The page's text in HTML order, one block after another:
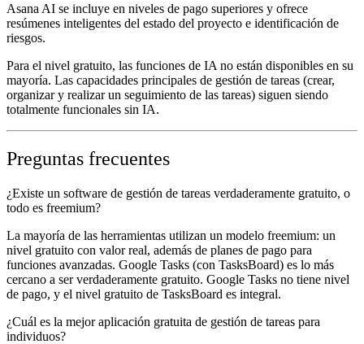
Asana AI se incluye en niveles de pago superiores y ofrece
resúmenes inteligentes del estado del proyecto e identificación de
riesgos.
Para el nivel gratuito, las funciones de IA no están disponibles en su
mayoría. Las capacidades principales de gestión de tareas (crear,
organizar y realizar un seguimiento de las tareas) siguen siendo
totalmente funcionales sin IA.
Preguntas frecuentes
¿Existe un software de gestión de tareas verdaderamente gratuito, o
todo es freemium?
La mayoría de las herramientas utilizan un modelo freemium: un
nivel gratuito con valor real, además de planes de pago para
funciones avanzadas. Google Tasks (con TasksBoard) es lo más
cercano a ser verdaderamente gratuito. Google Tasks no tiene nivel
de pago, y el nivel gratuito de TasksBoard es integral.
¿Cuál es la mejor aplicación gratuita de gestión de tareas para
individuos?